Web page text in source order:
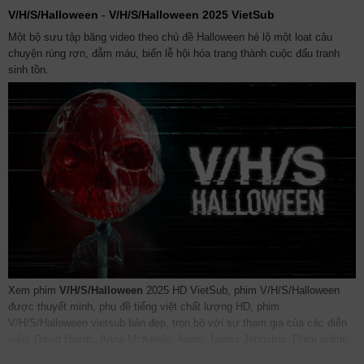
V/H/S/Halloween - V/H/S/Halloween 2025 VietSub
Một bộ sưu tập băng video theo chủ đề Halloween hé lộ một loạt câu
chuyện rùng rợn, đẫm máu, biến lễ hội hóa trang thành cuộc đấu tranh
sinh tồn.
Xem phim V/H/S/Halloween 2025 HD VietSub, phim V/H/S/Halloween
được thuyết minh, phụ đề tiếng việt chất lượng HD, phim
V/H/S/Halloween vietsub bản đẹp, trọn bộ với sự tham gia của các diễn